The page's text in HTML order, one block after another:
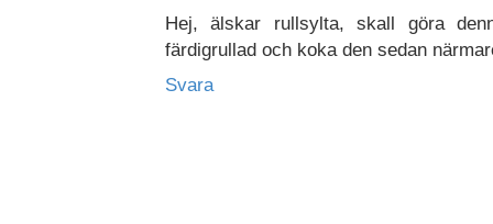
Hej, älskar rullsylta, skall göra
färdigrullad och koka den sedan
Svara